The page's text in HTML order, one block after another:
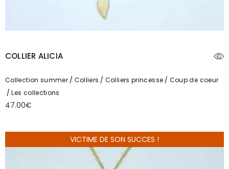
COLLIER ALICIA
Collection summer Colliers Colliers princesse
Coup de coeur
Les collections
47.00€
VICTIME DE SON SUCCES !